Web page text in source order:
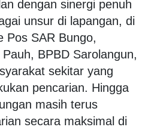
dengan sinergi penuh
unsur di lapangan, di
Pos SAR Bungo,
BPBD Sarolangun,
sekitar yang
pencarian. Hingga
masih terus
secara maksimal di